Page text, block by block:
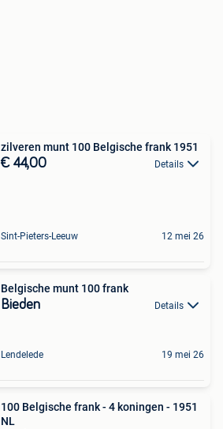
zilveren munt 100 Belgische frank 1951
€ 44,00 Details
Sint-Pieters-Leeuw 12 mei 26
Belgische munt 100 frank
Bieden Details
Lendelede 19 mei 26
100 Belgische frank - 4 koningen - 1951
NL